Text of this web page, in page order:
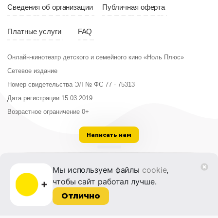
Мы используем файлы cookie,
чтобы сайт работал лучше.
Отлично
Сведения об организации Публичная оферта
Платные услуги FAQ
Онлайн-кинотеатр детского и семейного кино «Ноль Плюс»
Сетевое издание
Номер свидетельства ЭЛ № ФС 77 - 75313
Дата регистрации 15.03.2019
Возрастное ограничение 0+
Написать нам
ООО «Институт развития кино и медиа»
Лицензия на образовательную деятельность
№ Л035-01215-72/00614094 от 30 августа
2022 г.
© 2014-2026 Фонд «Жизнь и Дело»